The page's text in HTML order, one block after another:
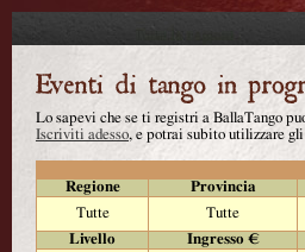
Lo sapevi che se ti registri a BallaTango
Iscriviti adesso, e potrai subito utilizzare
Regione
Provincia
Tutte
Tutte
Livello
Ingresso €